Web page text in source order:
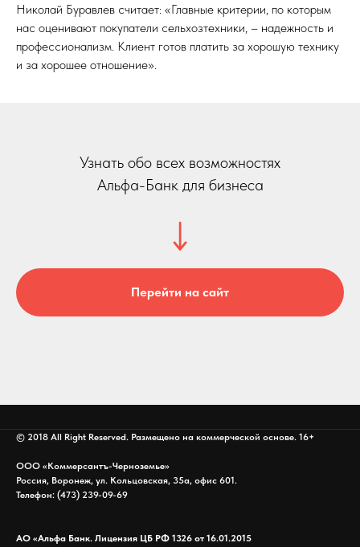
Николай Буравлев считает: «Главные критерии, по которым
нас оценивают покупатели сельхозтехники, – надежность и
профессионализм. Клиент готов платить за хорошую технику
и за хорошее отношение».
Узнать обо всех возможностях
Альфа-Банк для бизнеса
Перейти на сайт
© 2018 All Right Reserved. Размещено на коммерческой основе. 16+
ООО «Коммерсантъ-Черноземье»
Россия, Воронеж, ул. Кольцовская, 35а, офис 601.
Телефон: (473) 239-09-69
АО «Альфа Банк. Лицензия ЦБ РФ 1326 от 16.01.2015